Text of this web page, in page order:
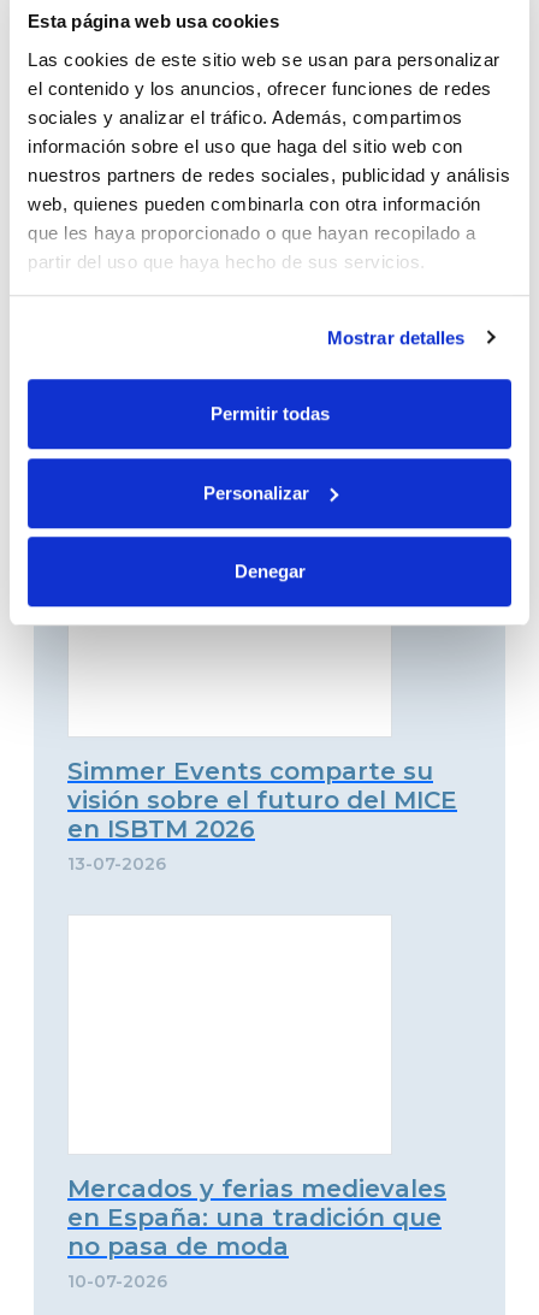
Esta página web usa cookies
Las cookies de este sitio web se usan para personalizar
el contenido y los anuncios, ofrecer funciones de redes
sociales y analizar el tráfico. Además, compartimos
información sobre el uso que haga del sitio web con
nuestros partners de redes sociales, publicidad y análisis
web, quienes pueden combinarla con otra información
que les haya proporcionado o que hayan recopilado a
partir del uso que haya hecho de sus servicios.
Mostrar detalles
Permitir todas
Personalizar
Denegar
23-07-2026
¿Todavía no conoces Santiago
de Compostela? Prepara tu
viaje hoy mismo
16-07-2026
Simmer Events comparte su
visión sobre el futuro del MICE
en ISBTM 2026
13-07-2026
Mercados y ferias medievales
en España: una tradición que
no pasa de moda
10-07-2026